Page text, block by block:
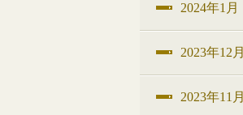
2024年1月
2023年12月
2023年11月